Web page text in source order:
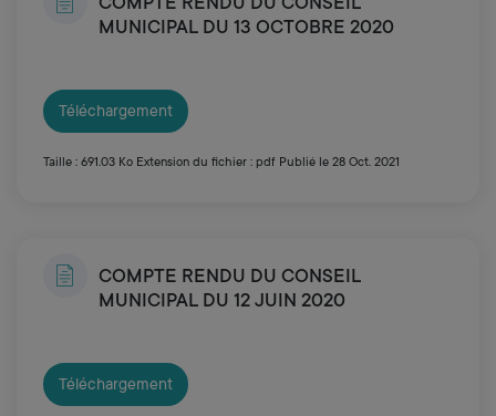
MUNICIPAL DU 13 OCTOBRE 2020
Téléchargement
Taille : 691.03 Ko Extension du fichier : pdf Publié le 28 Oct. 2021
COMPTE RENDU DU CONSEIL
MUNICIPAL DU 12 JUIN 2020
Téléchargement